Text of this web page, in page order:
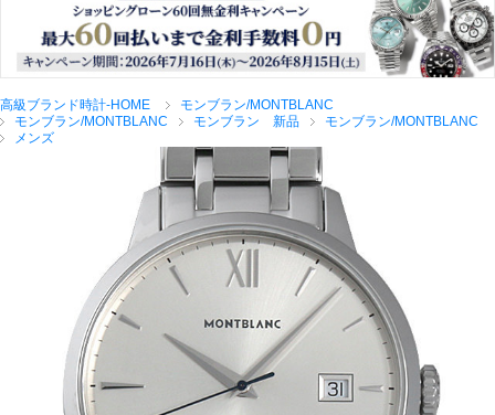
新規会員登録 ログイン
ブランドから探す
全てのブランドを見
る
ロレックス
パテック
フィリップ
高級ブランド時計-HOME
モンブラン/MONTBLANC
モンブラン/MONTBLANC
モンブラン 新品
モンブラン/MONTBLANC
メンズ